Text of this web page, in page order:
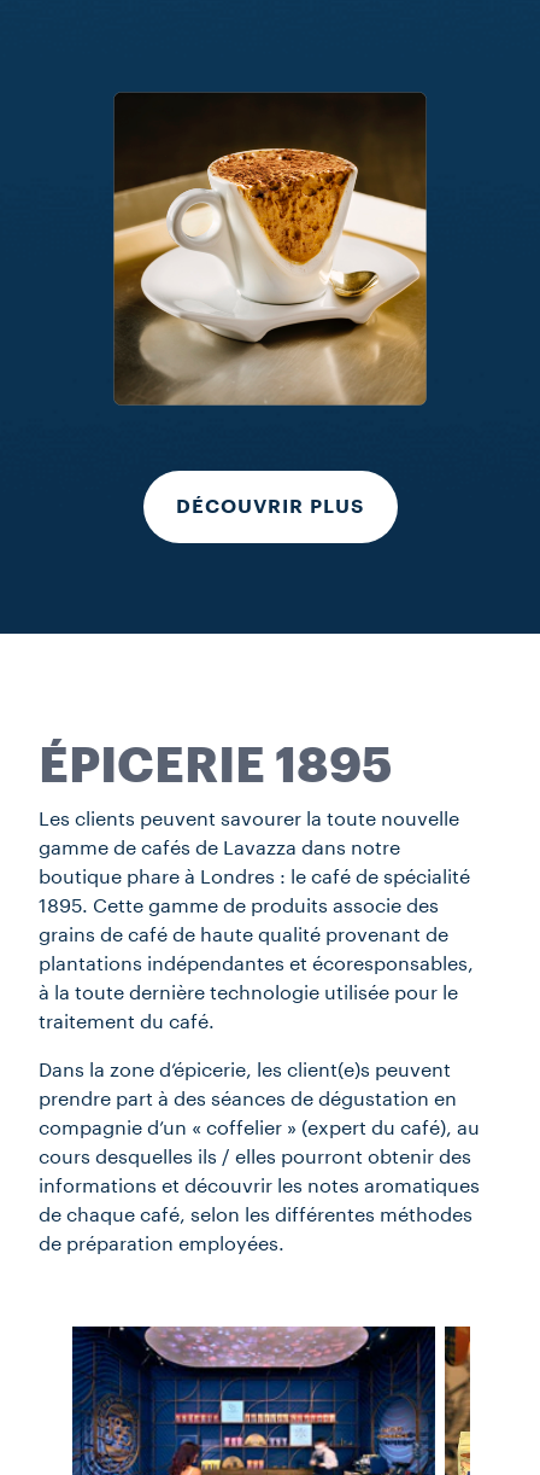
DÉCOUVRIR PLUS
ÉPICERIE 1895
Les clients peuvent savourer la toute nouvelle
gamme de cafés de Lavazza dans notre
boutique phare à Londres : le café de spécialité
1895. Cette gamme de produits associe des
grains de café de haute qualité provenant de
plantations indépendantes et écoresponsables,
à la toute dernière technologie utilisée pour le
traitement du café.
Dans la zone d’épicerie, les client(e)s peuvent
prendre part à des séances de dégustation en
compagnie d’un « coffelier » (expert du café), au
cours desquelles ils / elles pourront obtenir des
informations et découvrir les notes aromatiques
de chaque café, selon les différentes méthodes
de préparation employées.